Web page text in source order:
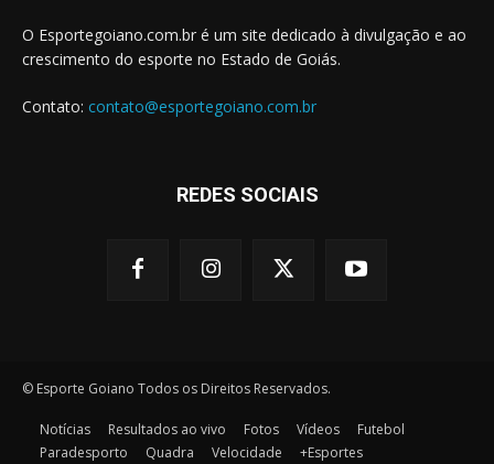
O Esportegoiano.com.br é um site dedicado à divulgação e ao
crescimento do esporte no Estado de Goiás.
Contato: contato@esportegoiano.com.br
REDES SOCIAIS
© Esporte Goiano Todos os Direitos Reservados.
Notícias Resultados ao vivo Fotos Vídeos
Futebol
Paradesporto
Quadra Velocidade +Esportes